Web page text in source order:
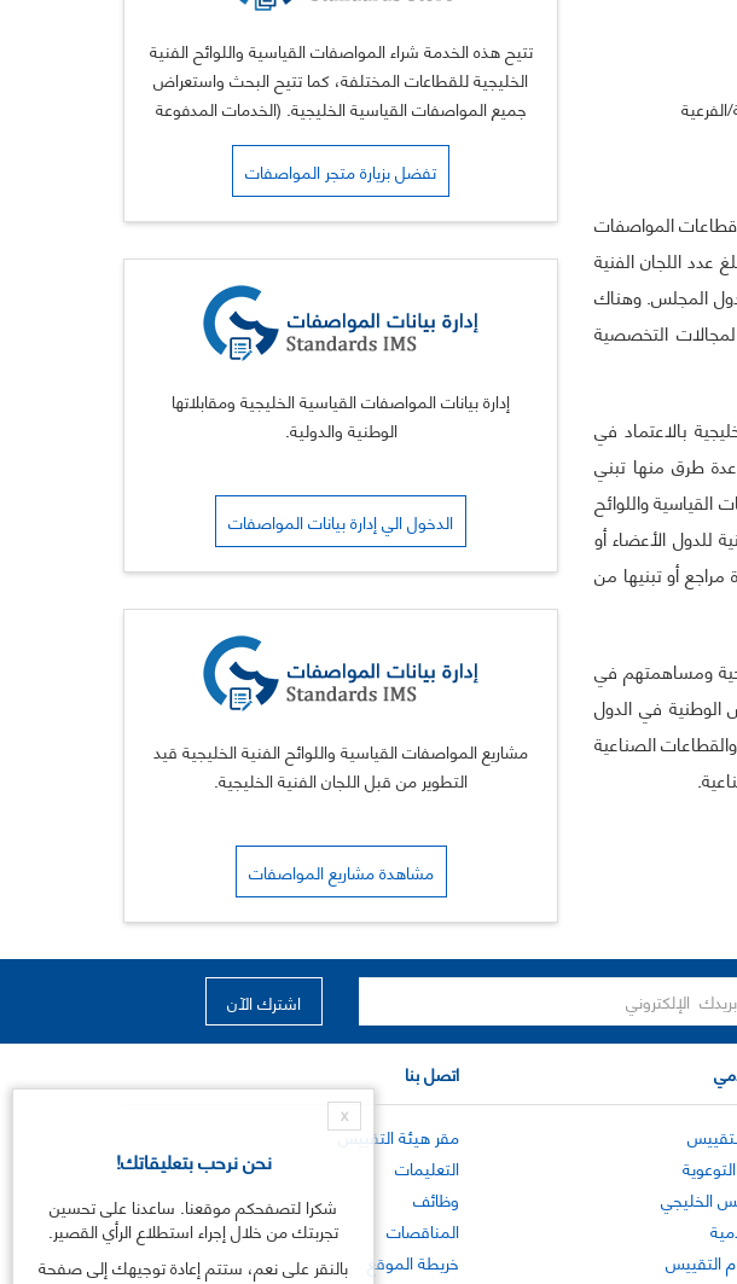
قطاعات المواصفات
عدد اللجان الفنية
بدول المجلس. وهناك
التخصصية
بالاعتماد في
طرق منها تبني
واللوائح
للدول الأعضاء أو
أو تبنيها من
ومساهمتهم في
الوطنية في الدول
الصناعية
تتيح هذه الخدمة شراء المواصفات القياسية واللوائح الفنية
الخليجية للقطاعات المختلفة، كما تتيح البحث واستعراض
جميع المواصفات القياسية الخليجية. (الخدمات المدفوعة
تفضل بزيارة متجر المواصفات
إدارة بيانات المواصفات القياسية الخليجية ومقابلاتها
الوطنية والدولية.
الدخول الي إدارة بيانات المواصفات
مشاريع المواصفات القياسية واللوائح الفنية الخليجية قيد
التطوير من قبل اللجان الفنية الخليجية.
مشاهدة مشاريع المواصفات
الخليجي
التقييس
اتصل بنا
مقر هيئة التقييس
التعليمات
وظائف
المناقصات
خريطة الموقع
X
نحن نرحب بتعليقاتك!
شكرا لتصفحكم موقعنا. ساعدنا على تحسين
تجربتك من خلال إجراء استطلاع الرأي القصير.
بالنقر على نعم، ستتم إعادة توجيهك إلى صفحة